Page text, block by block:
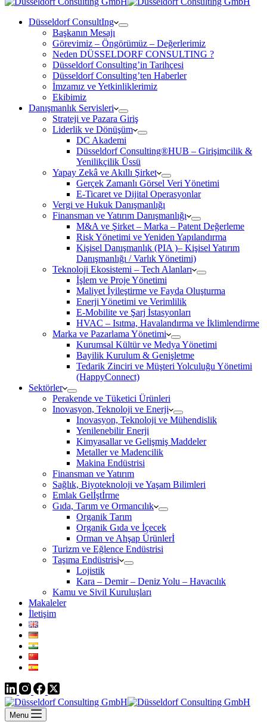
Düsseldorf ConsultIng
Başkanın Mesajı
Görevimiz – Öngörümüz – Değerlerimiz
Neden DÜSSELDORF CONSULTING ?
Düsseldorf Consulting’in Tarihçesi
Düsseldorf Consulting’ten Haberler
İmzamız ve Yetkinliklerimiz
Ekibimiz
Danışmanlık Servisleri
Strateji ve Pazara Giriş
Liderlik ve Dönüşüm
DC Akademi
Düsseldorf Consulting®HUB – Girişimcilik &
Yenilikçilik Üssü
Yapay Zekâ ve Akıllı Şirket
Gerçek Zamanlı Görsel Veri Yönetimi
E-Ticaret ve Dijital Operasyonlar
Vergi ve Hukuk Danışmanlığı
Finansman ve Yatırım Danışmanlığı
M&A ve Şirket – Marka – Patent Değerleme
Risk Yönetimi ve Yeniden Yapılandırma
Kişisel Danışmanlık (PIA )– Kişisel Yatırım
Danışmanlığı / Varlık Yönetimi)
Teknoloji Ekosistemi – Tech Alanları
İşlem ve Proje Yönetimi
Maliyet İyileştirme ve Fayda Oluşturma
Enerji Yönetimi ve Verimlilik
E-Mobilite ve Şarj İstasyonları
HVAC – Isıtma, Havalandırma ve İklimlendirme
Marka ve Pazarlama Yönetimi
Kurumsal Kültür ve Medya Yönetimi
Bayilik Kurulum & Genişletme
Tedarik Zinciri ve Müşteri Yolculuğu Yönetimi
(HappyConnect)
Sektörler
Perakende ve Tüketici Ürünleri
Inovasyon, Teknoloji ve Enerji
Inovasyon, Teknoloji ve Mühendislik
Yenilenebilir Enerji
Kimyasallar ve Gelişmiş Maddeler
Metaller ve Madencilik
Makina Endüstrisi
Finansman ve Yatırım
Sağlık, Biyoteknoloji ve Yaşam Bilimleri
Emlak Gelİştİrme
Gıda, Tarım ve Ormancılık
Organik Tarım
Organik Gıda ve İçecek
Orman ve Ahşap Ürünlerİ
Turizm ve Eğlence Endüstrisi
Taşıma Endüstrisi
Lojistik
Kara – Demir – Deniz Yolu – Havacılık
Kamu ve Sivil Kuruluşları
Makaleler
İletişim
Menu